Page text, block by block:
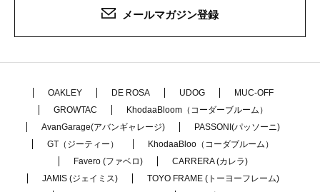
メールマガジン登録
OAKLEY DE ROSA UDOG
MUC-OFF
GROWTAC
KhodaaBloom（コーダーブルーム）
AvanGarage(アバンギャレージ)
PASSONI(パッソーニ)
GT（ジーティー）
KhodaaBloo（コーダブルーム）
Favero (ファベロ)
CARRERA (カレラ)
JAMIS (ジェイミス)
TOYO FRAME (トーヨーフレーム)